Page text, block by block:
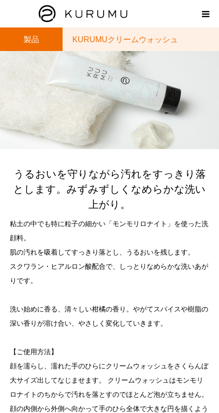
製品 KURUMUクリームウォッシュ
うるおいを守りながら汚れをすっきり落
とします。みずみずしくなめらかな洗い
上がり。
粘土の中でも特に粒子の細かい「モンモリロナイト」を使った洗
顔料。
肌の汚れを吸着してすっきり落とし、うるおいを残します。
スクワラン・ヒアルロン酸配合で、しっとりなめらかな洗いあが
りです。
洗い始めに香る、清々しい柑橘の香り。やがてスパイスや樹脂の
深い香りが溶け合い、やさしく変化していきます。
【ご使用方法】
顔を濡らし、濡れた手のひらにクリームウォッシュをさくらんぼ
大サイズ出してなじませます。 クリームウォッシュはモンモリ
ロナイトのちからで汚れを落とすのでほとんど泡が立ちません。
顔の内側から外側へ向かって手のひら全体で大きな円を描くよう
HOME
ABOUT
モンモリロナイトラボ
えどがわ楽市